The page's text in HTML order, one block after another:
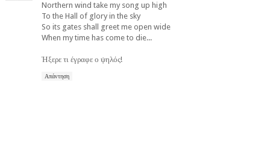
Northern wind take my song up high
To the Hall of glory in the sky
So its gates shall greet me open wide
When my time has come to die...
Ήξερε τι έγραφε ο ψηλός!
Απάντηση